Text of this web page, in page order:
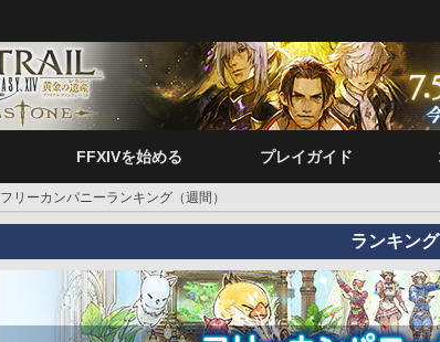
FFXIVを始める プレイガイド
フリーカンパニーランキング（週間）
ランキング